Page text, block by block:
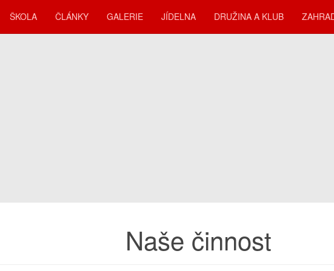
ŠKOLA ČLÁNKY GALERIE JÍDELNA DRUŽINA A KLUB
Naše činnost